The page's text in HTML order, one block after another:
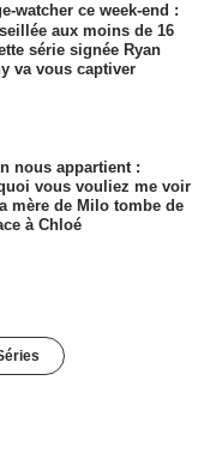
watcher ce week-end :
aux moins de 16
série signée Ryan
va vous captiver
nous appartient :
vous vouliez me voir
mère de Milo tombe de
à Chloé